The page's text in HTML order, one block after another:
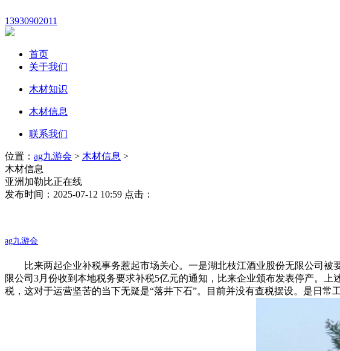
13930902011
首页
关于我们
木材知识
木材信息
联系我们
位置： ag九游会 > 木材信息 >
木材信息
亚洲加勒比正在线
发布时间：2025-07-12 10:59 点击：
ag九游会
比来两起企业补税事务惹起市场关心。一是湖北枝江酒业股份无限公司被
限公司3月份收到本地税务要求补税5亿元的通知，比来企业颁布发表停产。
税，这对于运营坚苦的当下无疑是“落井下石”。目前并没有查税摆设。是日